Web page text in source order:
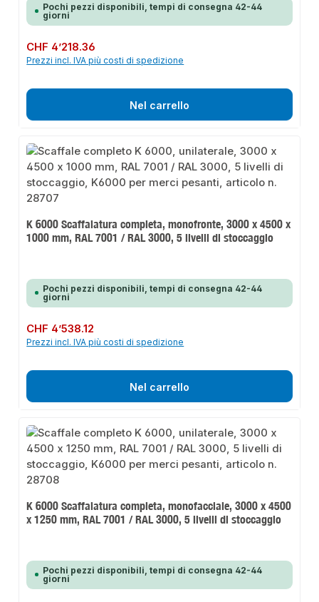
Pochi pezzi disponibili, tempi di consegna 42-44
giorni
Prezzo normale:
CHF 4’218.36
Prezzi incl. IVA più costi di spedizione
Nel carrello
K 6000 Scaffalatura completa, monofronte, 3000 x 4500 x
1000 mm, RAL 7001 / RAL 3000, 5 livelli di stoccaggio
Pochi pezzi disponibili, tempi di consegna 42-44
giorni
Prezzo normale:
CHF 4’538.12
Prezzi incl. IVA più costi di spedizione
Nel carrello
K 6000 Scaffalatura completa, monofacciale, 3000 x 4500
x 1250 mm, RAL 7001 / RAL 3000, 5 livelli di stoccaggio
Pochi pezzi disponibili, tempi di consegna 42-44
giorni